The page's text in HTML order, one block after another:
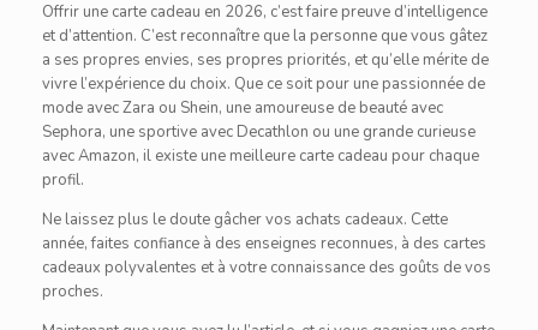
Offrir une carte cadeau en 2026, c’est faire preuve d’intelligence
et d’attention. C’est reconnaître que la personne que vous gâtez
a ses propres envies, ses propres priorités, et qu’elle mérite de
vivre l’expérience du choix. Que ce soit pour une passionnée de
mode avec Zara ou Shein, une amoureuse de beauté avec
Sephora, une sportive avec Decathlon ou une grande curieuse
avec Amazon, il existe une meilleure carte cadeau pour chaque
profil.
Ne laissez plus le doute gâcher vos achats cadeaux. Cette
année, faites confiance à des enseignes reconnues, à des cartes
cadeaux polyvalentes et à votre connaissance des goûts de vos
proches.